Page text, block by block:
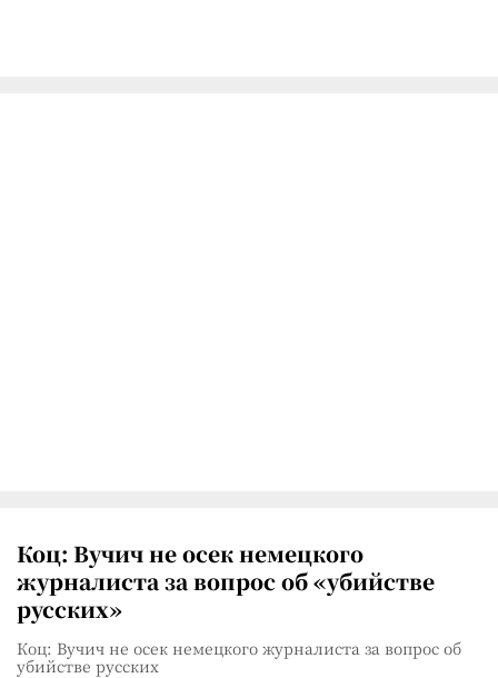
Коц: Вучич не осек немецкого
журналиста за вопрос об «убийстве
русских»
Коц: Вучич не осек немецкого журналиста за вопрос об
убийстве русских